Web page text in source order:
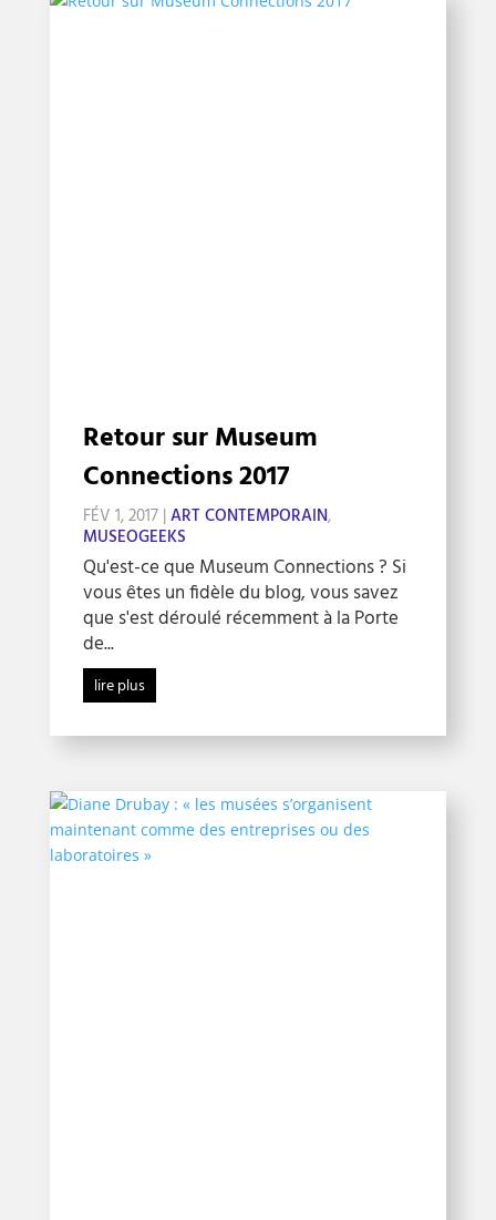
Retour sur Museum
Connections 2017
FÉV 1, 2017|ART CONTEMPORAIN,
MUSEOGEEKS
Qu'est-ce que Museum Connections ? Si
vous êtes un fidèle du blog, vous savez
que s'est déroulé récemment à la Porte
de...
lire plus